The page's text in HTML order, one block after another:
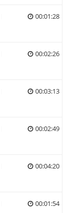
00:01:28
00:02:26
00:03:13
00:02:49
00:04:20
00:01:54